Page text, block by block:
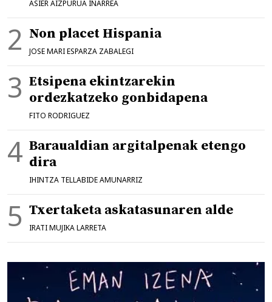
ASIER AIZPURUA IÑARREA
Non placet Hispania
JOSE MARI ESPARZA ZABALEGI
Etsipena ekintzarekin
ordezkatzeko gonbidapena
FITO RODRIGUEZ
Baraualdian argitalpenak etengo
dira
IHINTZA TELLABIDE AMUNARRIZ
Txertaketa askatasunaren alde
IRATI MUJIKA LARRETA